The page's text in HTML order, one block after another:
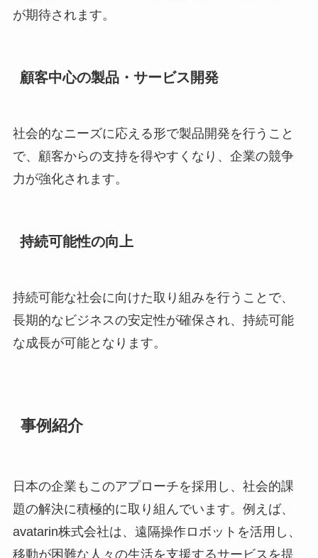
が期待されます。
顧客中心の製品・サービス開発
社会的なニーズに応える形で製品開発を行うこと
で、顧客からの支持を得やすくなり、企業の競争
力が強化されます。
持続可能性の向上
持続可能な社会に向けた取り組みを行うことで、
長期的なビジネスの安定性が確保され、持続可能
な成長が可能となります。
事例紹介
日本の企業もこのアプローチを採用し、社会的課
題の解決に積極的に取り組んでいます。例えば、
avatarin株式会社は、遠隔操作ロボットを活用し、
移動が困難な人々の生活を支援するサービスを提